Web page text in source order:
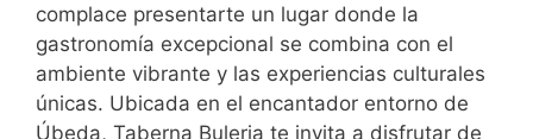
complace presentarte un lugar donde la
gastronomía excepcional se combina con el
ambiente vibrante y las experiencias culturales
únicas. Ubicada en el encantador entorno de
Úbeda, Taberna Buleria te invita a disfrutar de